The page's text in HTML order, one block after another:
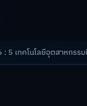
รรมที่ธุรกิจต้องจับตา/